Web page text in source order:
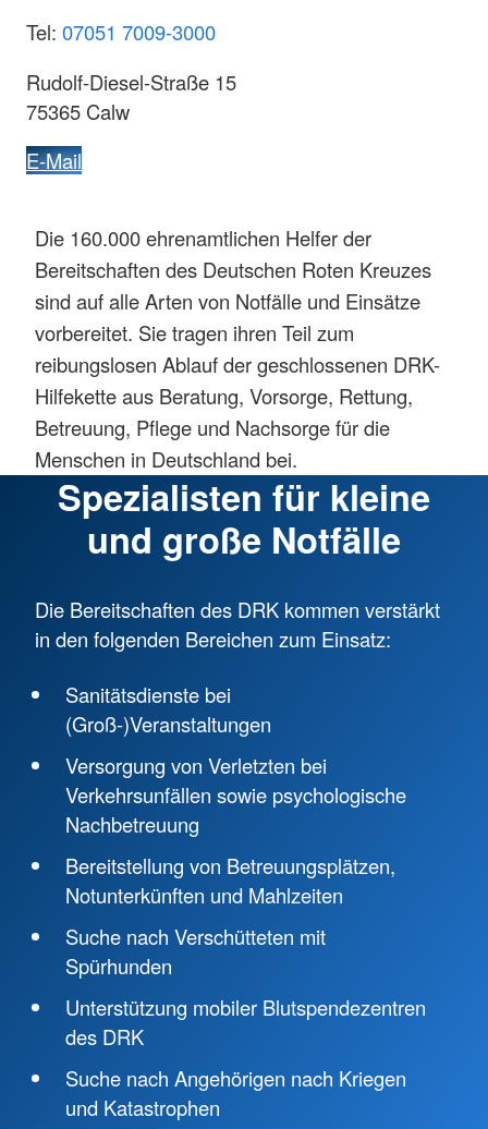
Tel: 07051 7009-3000
Rudolf-Diesel-Straße 15
75365 Calw
E-Mail
Die 160.000 ehrenamtlichen Helfer der
Bereitschaften des Deutschen Roten Kreuzes
sind auf alle Arten von Notfälle und Einsätze
vorbereitet. Sie tragen ihren Teil zum
reibungslosen Ablauf der geschlossenen DRK-
Hilfekette aus Beratung, Vorsorge, Rettung,
Betreuung, Pflege und Nachsorge für die
Menschen in Deutschland bei.
Spezialisten für kleine
und große Notfälle
Die Bereitschaften des DRK kommen verstärkt
in den folgenden Bereichen zum Einsatz:
Sanitätsdienste bei
(Groß-)Veranstaltungen
Versorgung von Verletzten bei
Verkehrsunfällen sowie psychologische
Nachbetreuung
Bereitstellung von Betreuungsplätzen,
Notunterkünften und Mahlzeiten
Suche nach Verschütteten mit
Spürhunden
Unterstützung mobiler Blutspendezentren
des DRK
Suche nach Angehörigen nach Kriegen
und Katastrophen